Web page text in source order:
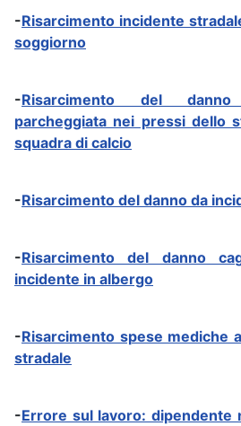
-Risarcimento incidente
soggiorno
-Risarcimento del
parcheggiata nei pressi dello
squadra di calcio
-Risarcimento del danno da
-Risarcimento del danno
incidente in albergo
-Risarcimento spese mediche
stradale
-Errore sul lavoro: dipendente